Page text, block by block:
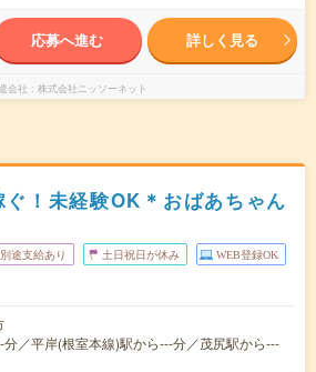
応募へ進む 詳しく見る
会社 株式会社ニッソーネット
！未経験OK＊おばあちゃん
途支給あり 土日祝日が休み WEB登録OK
／平岸(根室本線)駅から---分／茂尻駅から---